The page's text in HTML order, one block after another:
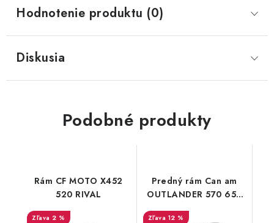
Reklamačný poriadok - formulár
Kontakt
Hodnotenie produktu (0)
Diskusia
Podobné produkty
Rám CF MOTO X452
520 RIVAL
2 %
Predný rám Can am
OUTLANDER 570 650
1000 XT XTP G2
12 %